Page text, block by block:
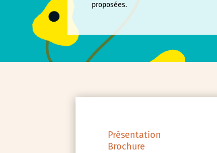
proposées.
Présentation
Brochure